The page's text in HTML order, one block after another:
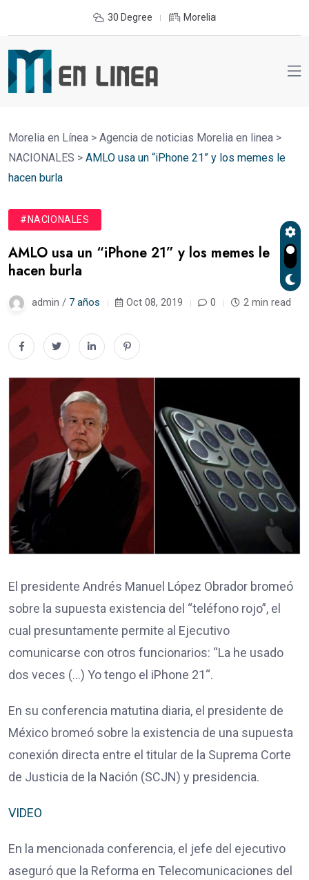
30 Degree Morelia
Morelia en Línea > Agencia de noticias Morelia en linea >
NACIONALES > AMLO usa un “iPhone 21” y los memes le
hacen burla
#NACIONALES
AMLO usa un “iPhone 21” y los memes le
hacen burla
admin / 7 años Oct 08, 2019 0 2 min read
El presidente Andrés Manuel López Obrador bromeó
sobre la supuesta existencia del “teléfono rojo”, el
cual presuntamente permite al Ejecutivo
comunicarse con otros funcionarios: “La he usado
dos veces (…) Yo tengo el iPhone 21“.
En su conferencia matutina diaria, el presidente de
México bromeó sobre la existencia de una supuesta
conexión directa entre el titular de la Suprema Corte
de Justicia de la Nación (SCJN) y presidencia.
VIDEO
En la mencionada conferencia, el jefe del ejecutivo
aseguró que la Reforma en Telecomunicaciones del